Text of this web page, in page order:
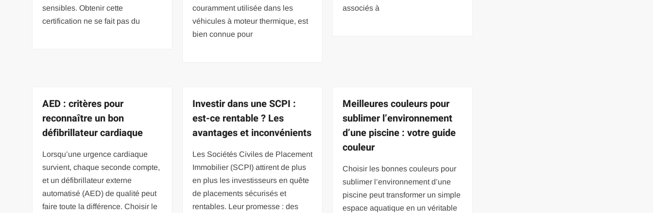
sensibles. Obtenir cette
certification ne se fait pas du
couramment utilisée dans les
véhicules à moteur thermique, est
bien connue pour
associés à
AED : critères pour
reconnaître un bon
défibrillateur cardiaque
Lorsqu’une urgence cardiaque
survient, chaque seconde compte,
et un défibrillateur externe
automatisé (AED) de qualité peut
faire toute la différence. Choisir le
Investir dans une SCPI :
est-ce rentable ? Les
avantages et inconvénients
Les Sociétés Civiles de Placement
Immobilier (SCPI) attirent de plus
en plus les investisseurs en quête
de placements sécurisés et
rentables. Leur promesse : des
Meilleures couleurs pour
sublimer l’environnement
d’une piscine : votre guide
couleur
Choisir les bonnes couleurs pour
sublimer l’environnement d’une
piscine peut transformer un simple
espace aquatique en un véritable